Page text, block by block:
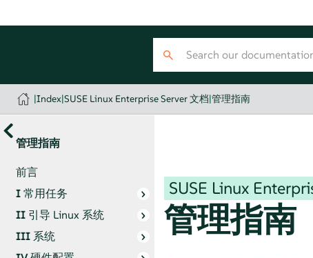
|Index|SUSE Linux Enterprise Server 文档|管理指南
管理指南
前言
I常用任务
II 引导 Linux 系统
III 系统
SUSE Linux
管理指南